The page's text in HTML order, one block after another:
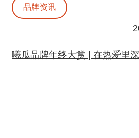
品牌资讯
曦瓜品牌年终大赏 | 在热爱里